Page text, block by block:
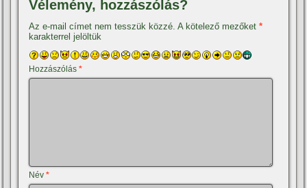
Vélemény, hozzászólás?
Az e-mail címet nem tesszük közzé. A kötelező mezőket*
karakterrel jelöltük
Hozzászólás*
Név*